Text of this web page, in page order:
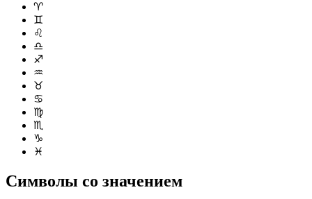
♈
♊
♌
♎
♐
♒
♉
♋
♍
♏
♑
♓
Символы со значением